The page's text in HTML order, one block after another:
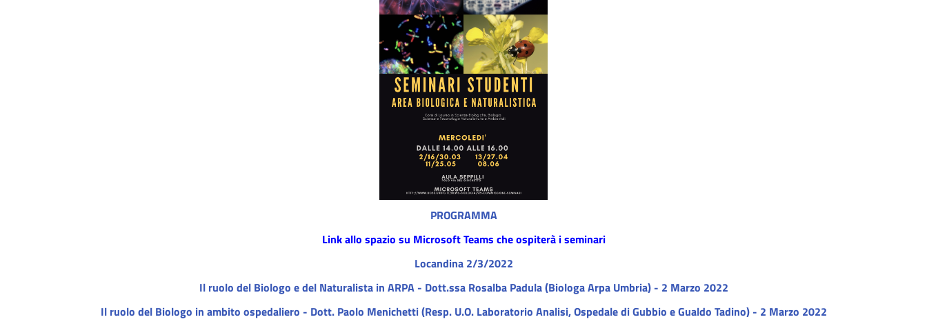
PROGRAMMA
Link allo spazio su Microsoft Teams che ospiterà i seminari
Locandina 2/3/2022
Il ruolo del Biologo e del Naturalista in ARPA - Dott.ssa Rosalba Padula (Biologa Arpa Umbria) - 2 Marzo 2022
Il ruolo del Biologo in ambito ospedaliero - Dott. Paolo Menichetti (Resp. U.O. Laboratorio Analisi, Ospedale di Gubbio e Gualdo Tadino) - 2 Marzo 2022